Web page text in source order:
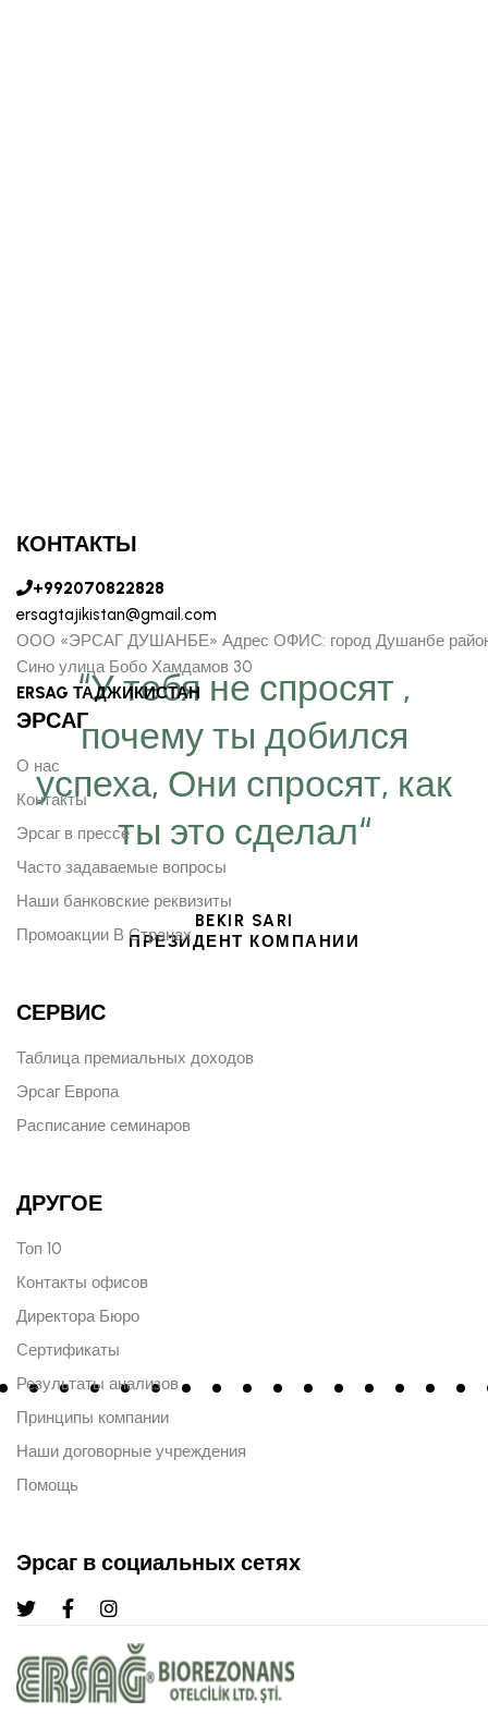
“У тебя не спросят ,
почему ты добился
успеха, Они спросят, как
ты это сделал“
BEKIR SARI
ПРЕЗИДЕНТ КОМПАНИИ
КОНТАКТЫ
+992070822828
ersagtajikistan@gmail.com
ООО «ЭРСАГ ДУШАНБЕ» Адрес ОФИС: город Душанбе
Сино улица Бобо Хамдамов 30
ERSAG ТАДЖИКИСТАН
ЭРСАГ
О нас
Контакты
Эрсаг в прессе
Часто задаваемые вопросы
Наши банковские реквизиты
Промоакции В Странах
СЕРВИС
Таблица премиальных доходов
Эрсаг Европа
Расписание семинаров
ДРУГОЕ
Топ 10
Контакты офисов
Директора Бюро
Сертификаты
Результаты анализов
Принципы компании
Наши договорные учреждения
Помощь
Эрсаг в социальных сетях